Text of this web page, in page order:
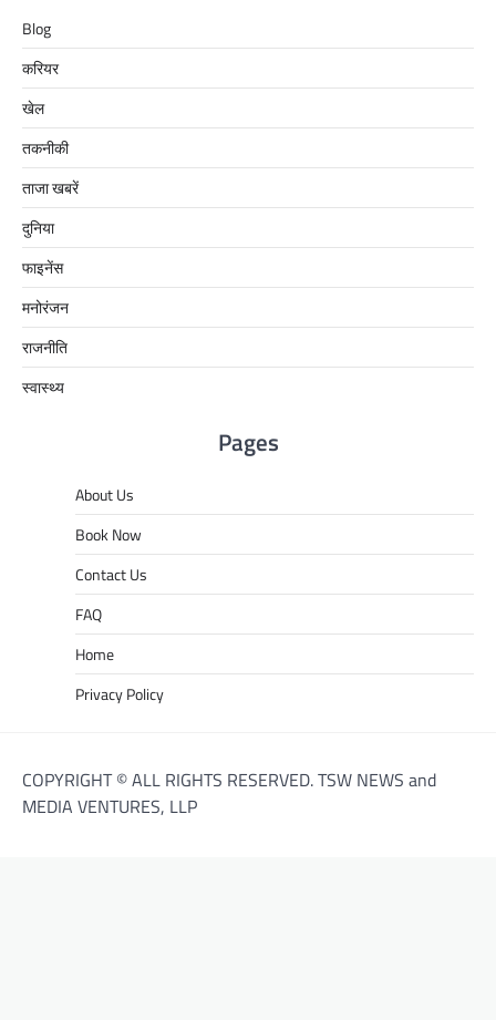
Blog
करियर
खेल
तकनीकी
ताजा खबरें
दुनिया
फाइनेंस
मनोरंजन
राजनीति
स्वास्थ्य
Pages
About Us
Book Now
Contact Us
FAQ
Home
Privacy Policy
COPYRIGHT © ALL RIGHTS RESERVED. TSW NEWS and
MEDIA VENTURES, LLP